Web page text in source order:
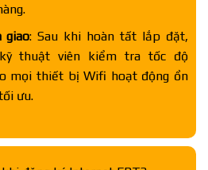
giao: Sau khi hoàn tất lắp đặt,
kỹ thuật viên kiểm tra tốc độ
mọi thiết bị Wifi hoạt động ổn
ưu.